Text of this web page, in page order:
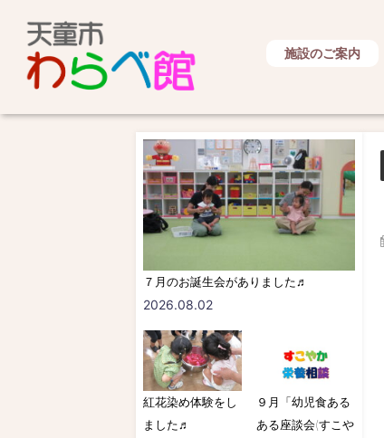
施設のご案内
７月のお誕生会がありました♬
2026.08.02
紅花染め体験をし
ました♬
９月「幼児食ある
ある座談会(すこや